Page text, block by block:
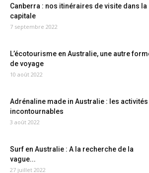
Canberra : nos itinéraires de visite dans la
capitale
7 septembre 2022
L’écotourisme en Australie, une autre
de voyage
10 août 2022
Adrénaline made in Australie : les activités
incontournables
3 août 2022
Surf en Australie : A la recherche de la
vague...
27 juillet 2022